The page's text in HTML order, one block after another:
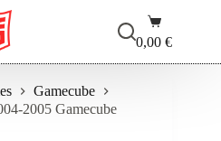
Carrello
0,00€
Gamecube
2005 Gamecube